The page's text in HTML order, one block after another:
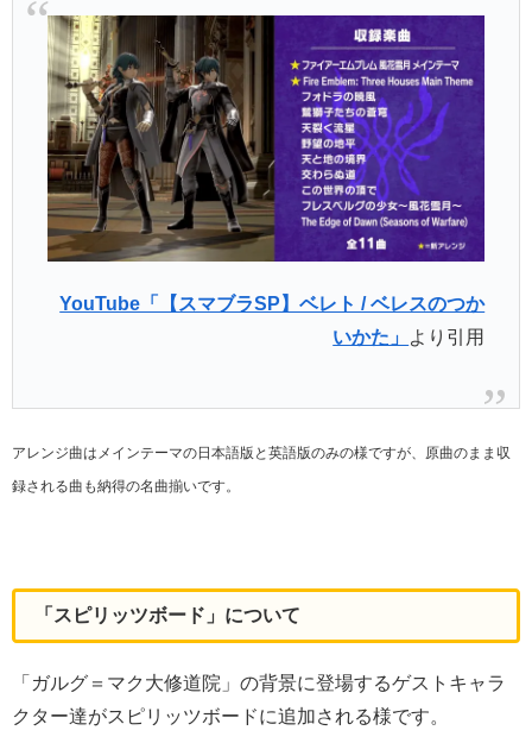
YouTube「【スマブラSP】ベレト / ベレスのつか
いかた」 より引用
アレンジ曲はメインテーマの日本語版と英語版のみの様ですが、原曲のまま収
録される曲も納得の名曲揃いです。
「スピリッツボード」について
「ガルグ＝マク大修道院」の背景に登場するゲストキャラ
クター達がスピリッツボードに追加される様です。